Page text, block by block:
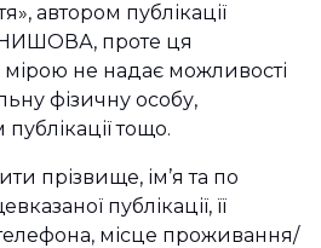
автором публікації
проте ця
не надає можливості
фізичну особу,
публікації тощо.
прізвище, ім’я та по
публікації, її
місце проживання/